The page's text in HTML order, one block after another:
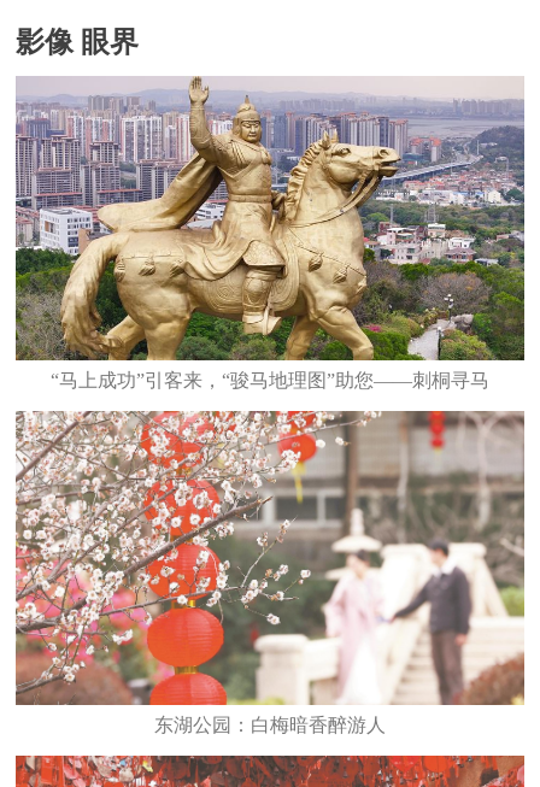
影像 眼界
“马上成功”引客来，“骏马地理图”助您——刺桐寻马
东湖公园：白梅暗香醉游人